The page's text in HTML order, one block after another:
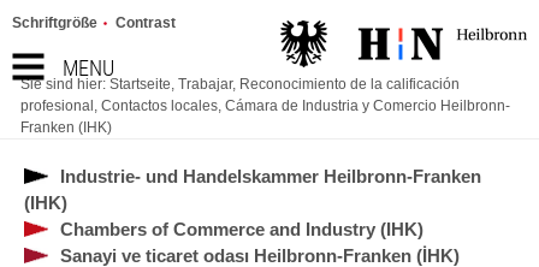
MENU
Schriftgröße Contrast
Sie sind hier: Startseite, Trabajar, Reconocimiento de la calificación
profesional , Contactos locales, Cámara de Industria y Comercio Heilbronn-
Franken (IHK)
Industrie- und Handelskammer Heilbronn-Franken
(IHK)
Chambers of Commerce and Industry (IHK)
Sanayi ve ticaret odası Heilbronn-Franken (İHK)